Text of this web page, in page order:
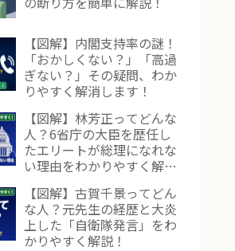
【図解】内閣支持率の謎！
「おかしくない？」「高過
ぎない？」その疑問、わか
りやすく解消します！
【図解】林芳正ってどんな
人？6省庁の大臣を歴任し
たエリートが総理になれな
い理由をわかりやすく解
【図解】古賀千景ってどん
な人？元先生の経歴と大炎
上した「自衛隊発言」をわ
かりやすく解説！